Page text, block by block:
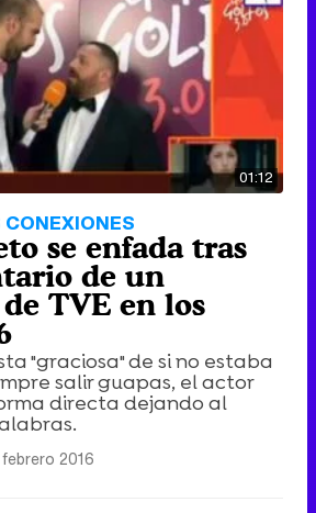
01:12
se enfada tras
de un
TVE en los
"graciosa" de si no estaba
salir guapas, el actor
directa dejando al
2016